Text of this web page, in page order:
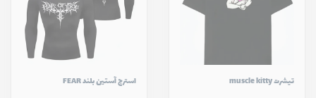
تیشرت muscle kitty استرج آستين بلند FEAR